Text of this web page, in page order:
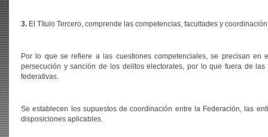
3. El Título Tercero, comprende las competencias, facultades y
Por lo que se refiere a las cuestiones competenciales, se precisan
persecución y sanción de los delitos electorales, por lo que fuera de
federativas.
Se establecen los supuestos de coordinación entre la Federación, las
disposiciones aplicables.